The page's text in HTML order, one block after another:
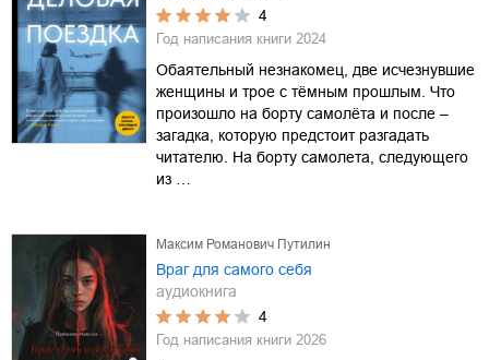
4
Год написания книги 2024
Обаятельный незнакомец, две исчезнувшие
женщины и трое с тёмным прошлым. Что
произошло на борту самолёта и после –
загадка, которую предстоит разгадать
читателю. На борту самолета, следующего
из …
Максим Романович Путилин
Враг для самого себя
аудиокнига
4
Год написания книги 2026